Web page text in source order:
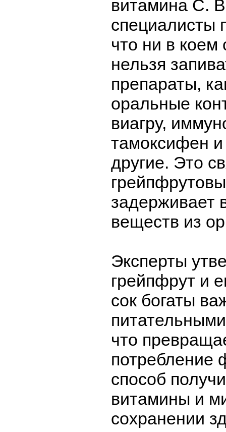
витамина С.
специалисты
что ни в коем
нельзя
препараты,
оральные
виагру,
тамоксифен
другие. Это
задерживает
веществ из
Эксперты
грейпфрут и
сок богаты
что
потребление
способ
витамины и
сохранении